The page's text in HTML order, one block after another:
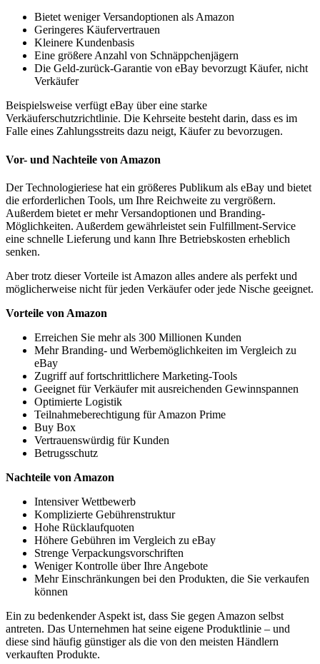
Bietet weniger Versandoptionen als Amazon
Geringeres Käufervertrauen
Kleinere Kundenbasis
Eine größere Anzahl von Schnäppchenjägern
Die Geld-zurück-Garantie von eBay bevorzugt Käufer, nicht
Verkäufer
Beispielsweise verfügt eBay über eine starke
Verkäuferschutzrichtlinie. Die Kehrseite besteht darin, dass es im
Falle eines Zahlungsstreits dazu neigt, Käufer zu bevorzugen.
Vor- und Nachteile von Amazon
Der Technologieriese hat ein größeres Publikum als eBay und bietet
die erforderlichen Tools, um Ihre Reichweite zu vergrößern.
Außerdem bietet er mehr Versandoptionen und Branding-
Möglichkeiten. Außerdem gewährleistet sein Fulfillment-Service
eine schnelle Lieferung und kann Ihre Betriebskosten erheblich
senken.
Aber trotz dieser Vorteile ist Amazon alles andere als perfekt und
möglicherweise nicht für jeden Verkäufer oder jede Nische geeignet.
Vorteile von Amazon
Erreichen Sie mehr als 300 Millionen Kunden
Mehr Branding- und Werbemöglichkeiten im Vergleich zu
eBay
Zugriff auf fortschrittlichere Marketing-Tools
Geeignet für Verkäufer mit ausreichenden Gewinnspannen
Optimierte Logistik
Teilnahmeberechtigung für Amazon Prime
Buy Box
Vertrauenswürdig für Kunden
Betrugsschutz
Nachteile von Amazon
Intensiver Wettbewerb
Komplizierte Gebührenstruktur
Hohe Rücklaufquoten
Höhere Gebühren im Vergleich zu eBay
Strenge Verpackungsvorschriften
Weniger Kontrolle über Ihre Angebote
Mehr Einschränkungen bei den Produkten, die Sie verkaufen
können
Ein zu bedenkender Aspekt ist, dass Sie gegen Amazon selbst
antreten. Das Unternehmen hat seine eigene Produktlinie – und
diese sind häufig günstiger als die von den meisten Händlern
verkauften Produkte.